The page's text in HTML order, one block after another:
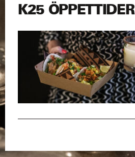
K25 ÖPPETTIDER